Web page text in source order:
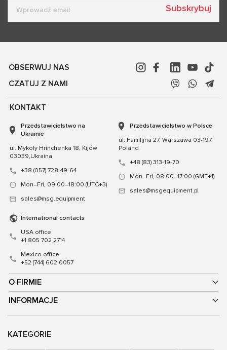
Subskrybuj
OBSERWUJ NAS
CZATUJ Z NAMI
O FIRMIE
INFORMACJE
KONTAKT
Przedstawicielstwo na
Ukrainie
ul. Mykoly Hrinchenka 18, Kijów
03039,Ukraina
+38 (057) 728-49-64
Mon–Fri, 09:00–18:00 (UTC+3)
sales@msg.equipment
Przedstawicielstwo w Polsce
ul. Familijna 27, Warszawa 03-197,
Poland
+48 (83) 313-19-70
Mon–Fri, 08:00–17:00 (GMT+1)
sales@msgequipment.pl
International contacts
USA office
+1 805 702 2714
Mexico office
+52 (744) 602 0057
KATEGORIE